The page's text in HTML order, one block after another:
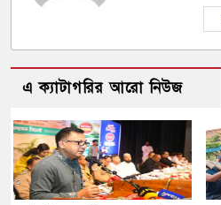
এ ক্যাটাগরির আরো নিউজ